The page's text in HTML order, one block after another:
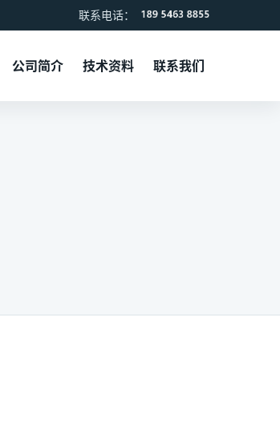
联系电话：
公司简介 技术资料 联系我们